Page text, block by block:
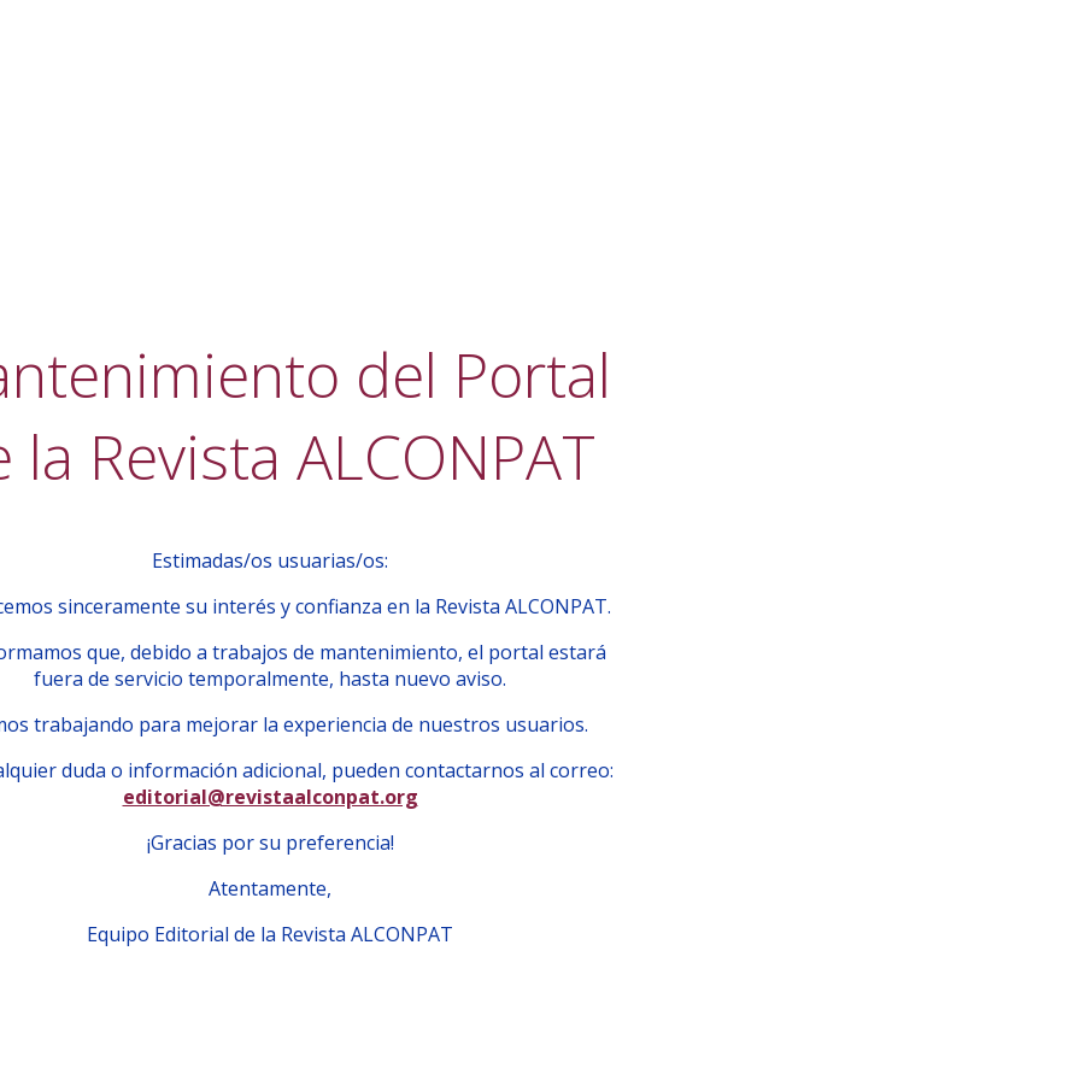
del Portal
la Revista ALCONPAT
Estimadas/os usuarias/os:
sinceramente su interés y confianza en la Revista ALCONPAT.
que, debido a trabajos de mantenimiento, el portal estará
fuera de servicio temporalmente, hasta nuevo aviso.
trabajando para mejorar la experiencia de nuestros usuarios.
duda o información adicional, pueden contactarnos al correo:
editorial@revistaalconpat.org
¡Gracias por su preferencia!
Atentamente,
Equipo Editorial de la Revista ALCONPAT